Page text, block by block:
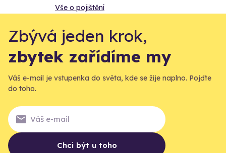
Vše o pojištění
Zbývá jeden krok,
zbytek zařídíme my
Váš e-mail je vstupenka do světa, kde se žije naplno. Pojďte
do toho.
Chci být u toho